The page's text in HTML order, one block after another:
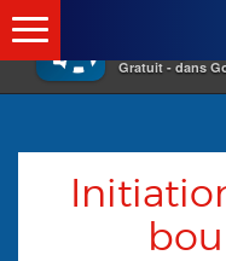
×
Gratuit - dans